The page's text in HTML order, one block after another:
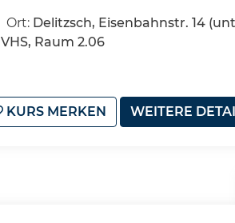
Ort: Delitzsch, Eisenbahnstr. 14
VHS, Raum 2.06
KURS MERKEN WEITERE